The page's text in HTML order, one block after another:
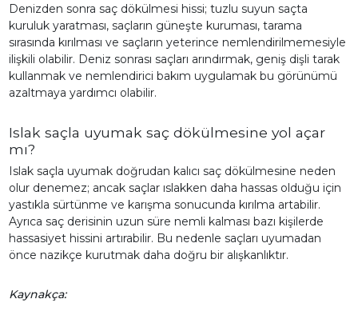
Denizden sonra saç dökülmesi hissi; tuzlu suyun saçta
kuruluk yaratması, saçların güneşte kuruması, tarama
sırasında kırılması ve saçların yeterince nemlendirilmemesiyle
ilişkili olabilir. Deniz sonrası saçları arındırmak, geniş dişli tarak
kullanmak ve nemlendirici bakım uygulamak bu görünümü
azaltmaya yardımcı olabilir.
Islak saçla uyumak saç dökülmesine yol açar
mı?
Islak saçla uyumak doğrudan kalıcı saç dökülmesine neden
olur denemez; ancak saçlar ıslakken daha hassas olduğu için
yastıkla sürtünme ve karışma sonucunda kırılma artabilir.
Ayrıca saç derisinin uzun süre nemli kalması bazı kişilerde
hassasiyet hissini artırabilir. Bu nedenle saçları uyumadan
önce nazikçe kurutmak daha doğru bir alışkanlıktır.
Kaynakça: